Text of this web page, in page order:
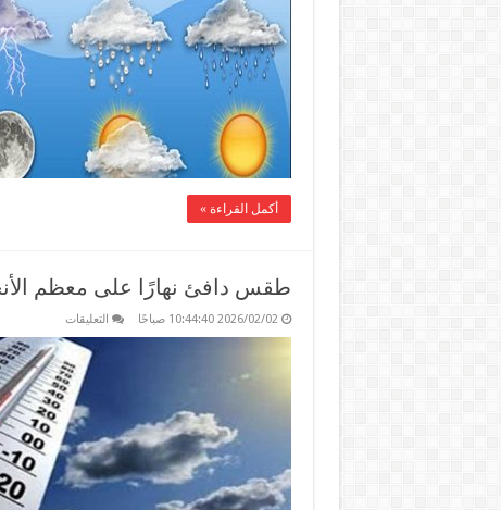
ناقوس
الخطر
مغلقة
أكمل القراءة »
طقس دافئ نهارًا على معظم الأنحاء..
2026/02/02 10:44:40 صباحًا التعليقات
دافئ
نهارًا
على
معظم
الأنحاء..
القاهرة
الكبرى
تسجل
24
درجة
اليوم
مغلقة